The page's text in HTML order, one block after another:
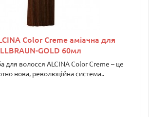
Color Creme аміачна для
GOLD 60мл
для волосся ALCINA Color Creme – це
нова, революційна система..